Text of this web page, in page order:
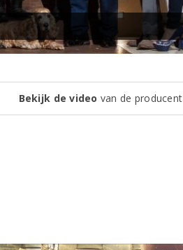
Bekijk de video van de producent